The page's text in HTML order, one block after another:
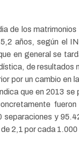
de los matrimonios
años, según el
en general se
de resultados
por un cambio en
que en 2013 se
separaciones y
2,1 por cada